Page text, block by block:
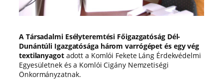
A Társadalmi Esélyteremtési Főigazgatóság Dél-
Dunántúli Igazgatósága három varrógépet és egy vég
textilanyagot adott a Komlói Fekete Láng Érdekvédelmi
Egyesületnek és a Komlói Cigány Nemzetiségi
Önkormányzatnak.